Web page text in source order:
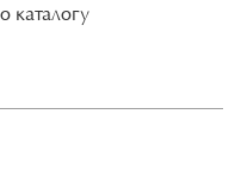
каталогу